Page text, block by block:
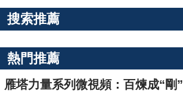
搜索推薦
熱門推薦
雁塔力量系列微視頻：百煉成“剛”